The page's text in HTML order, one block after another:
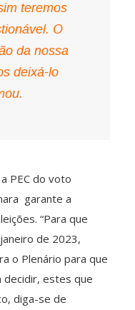
teremos
O
da nossa
deixá-lo
PEC do voto
garante a
“Para que
de 2023,
o Plenário para que
estes que
diga-se de